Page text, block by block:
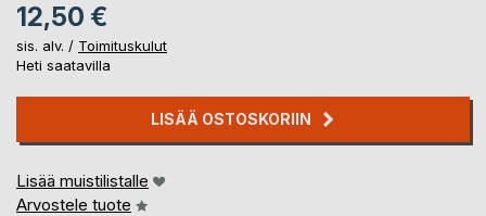
12,50 €
sis. alv. / Toimituskulut
Heti saatavilla
LISÄÄ OSTOSKORIIN
Lisää muistilistalle
Arvostele tuote